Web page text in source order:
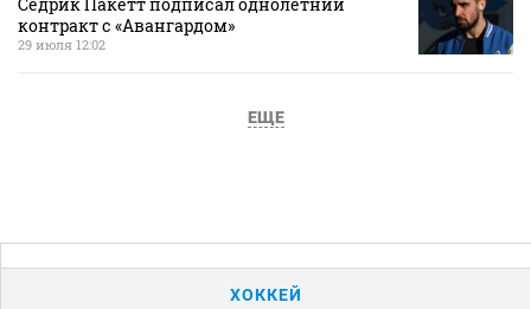
контракт с «Авангардом»
29 июля 12:02
ЕЩЕ
ХОККЕЙ